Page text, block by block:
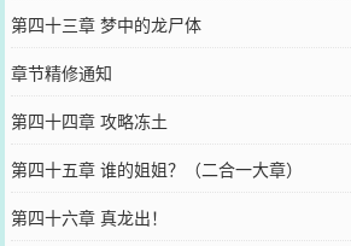
第四十三章 梦中的龙尸体
章节精修通知
第四十四章 攻略冻土
第四十五章 谁的姐姐？（二合一大章）
第四十六章 真龙出！